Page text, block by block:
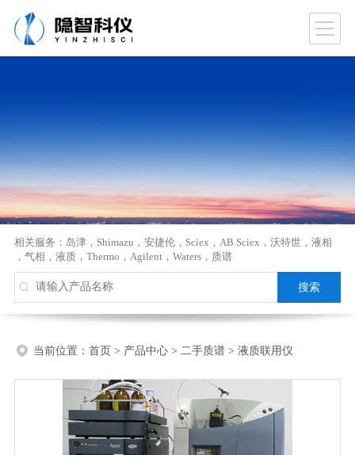
相关服务： 岛津， Shimazu ， 安捷伦， Sciex ， AB Sciex ， 沃特世， 液相
， 气相 ， 液质， Thermo ， Agilent ， Waters， 质谱
当前位置： 首页> 产品中心> 二手质谱> 液质联用仪